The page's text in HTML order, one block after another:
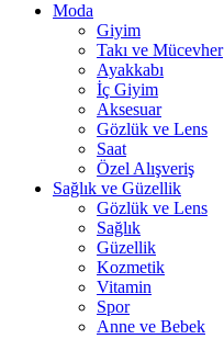
Moda
Giyim
Takı ve Mücevher
Ayakkabı
İç Giyim
Aksesuar
Gözlük ve Lens
Saat
Özel Alışveriş
Sağlık ve Güzellik
Gözlük ve Lens
Sağlık
Güzellik
Kozmetik
Vitamin
Spor
Anne ve Bebek